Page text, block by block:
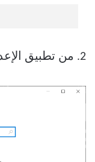
2. من تطبيق الإعدادات ، انقر فوق